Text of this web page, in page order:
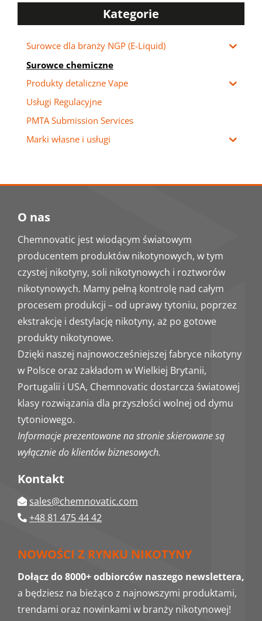
Kategorie
Surowce dla branży NGP (E-Liquid)
Surowce chemiczne
Produkty detaliczne Vape
Usługi Regulacyjne
PMTA Submission Services
Marki własne i usługi
O nas
Chemnovatic jest wiodącym światowym
producentem produktów nikotynowych, w tym
czystej nikotyny, soli nikotynowych i roztworów
nikotynowych. Mamy pełną kontrolę nad całym
procesem produkcji – od uprawy tytoniu, poprzez
ekstrakcję i destylację nikotyny, aż po gotowe
produkty nikotynowe.
Dzięki naszej najnowocześniejszej fabryce nikotyny
w Polsce oraz zakładom w Wielkiej Brytanii,
Portugalii i USA, Chemnovatic dostarcza światowej
klasy rozwiązania dla przyszłości wolnej od dymu
tytoniowego.
Informacje prezentowane na stronie skierowane są
wyłącznie do klientów biznesowych.
Kontakt
sales@chemnovatic.com
+48 81 475 44 42
NOWOŚCI Z RYNKU NIKOTYNY
Dołącz do 8000+ odbiorców naszego newslettera,
a będziesz na bieżąco z najnowszymi produktami,
trendami oraz nowinkami w branży nikotynowej!